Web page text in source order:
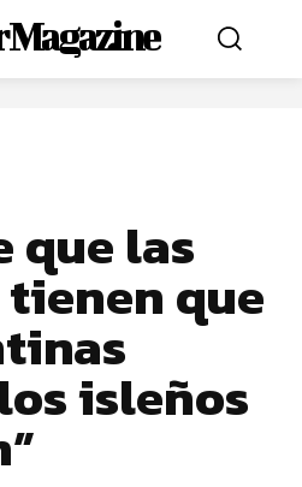
Magazine
que las
que
isleños